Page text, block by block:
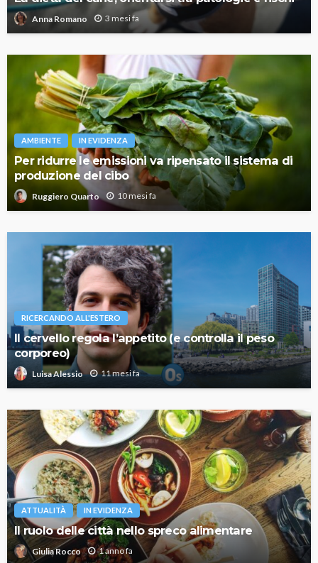
Anna Romano 3 mesi fa
AMBIENTE IN EVIDENZA
Per ridurre le emissioni va ripensato il sistema di
produzione del cibo
Ruggiero Quarto 10 mesi fa
RICERCANDO ALL'ESTERO
Il cervello regola l’appetito (e controlla il peso
corporeo)
Luisa Alessio 11 mesi fa
ATTUALITÀ IN EVIDENZA
Il ruolo delle città nello spreco alimentare
Giulia Rocco 1 anno fa